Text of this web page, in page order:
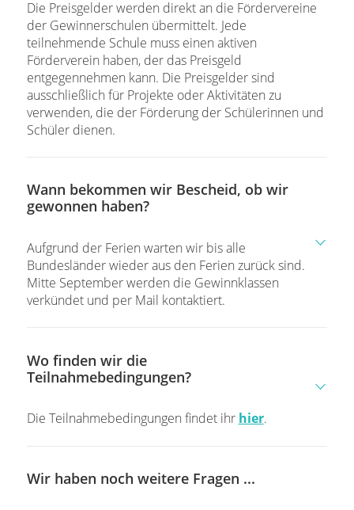
Die Preisgelder werden direkt an die Fördervereine
der Gewinnerschulen übermittelt. Jede
teilnehmende Schule muss einen aktiven
Förderverein haben, der das Preisgeld
entgegennehmen kann. Die Preisgelder sind
ausschließlich für Projekte oder Aktivitäten zu
verwenden, die der Förderung der Schülerinnen und
Schüler dienen.
Wann bekommen wir Bescheid, ob wir
gewonnen haben?
Aufgrund der Ferien warten wir bis alle
Bundesländer wieder aus den Ferien zurück sind.
Mitte September werden die Gewinnklassen
verkündet und per Mail kontaktiert.
Wo finden wir die
Teilnahmebedingungen?
Die Teilnahmebedingungen findet ihr hier.
Wir haben noch weitere Fragen ...